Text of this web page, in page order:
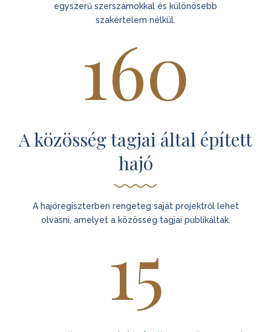
egyszerű szerszámokkal és különösebb
szakértelem nélkül.
160
A közösség tagjai által épített
hajó
A hajóregiszterben rengeteg saját projektről lehet
olvasni, amelyet a közösség tagjai publikáltak.
15